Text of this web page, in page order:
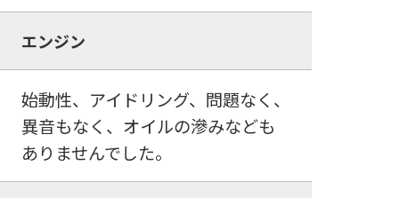
エンジン
始動性、アイドリング、問題なく、
異音もなく、オイルの滲みなども
ありませんでした。